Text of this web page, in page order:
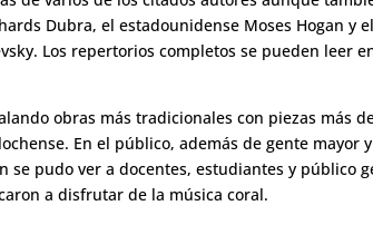
Dubra, el estadounidense Moses Hogan y
Los repertorios completos se pueden leer
obras más tradicionales con piezas más
En el público, además de gente mayor
se pudo ver a docentes, estudiantes y público
a disfrutar de la música coral.